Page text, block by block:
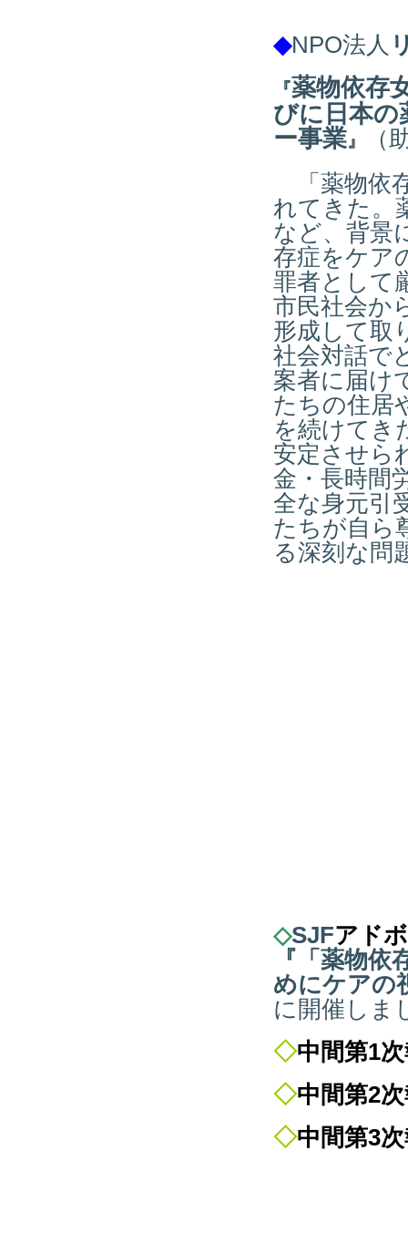
◆NPO法人
『薬物依存
びに日本の
ー事業』
（
「薬物依
れてきた。
など、背景
存症をケア
罪者として
市民社会か
形成して取
社会対話で
案者に届け
たちの住居
を続けてき
安定させら
金・長時間
全な身元引
たちが自ら
る深刻な問
◇SJFアド
『 「薬物依
めにケアの
に開催しま
◇中間第1
◇中間第2
◇中間第3